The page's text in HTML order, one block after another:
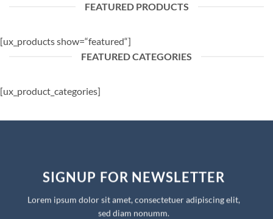
FEATURED PRODUCTS
[ux_products show=“featured“]
FEATURED CATEGORIES
[ux_product_categories]
SIGNUP FOR NEWSLETTER
Lorem ipsum dolor sit amet, consectetuer adipiscing elit,
sed diam nonumm.